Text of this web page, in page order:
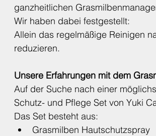
ganzheitlichen
Wir haben dabei festgestellt:
Allein das regelmäßige Reinigen
reduzieren.
Unsere Erfahrungen mit dem
Auf der Suche nach einer
Schutz- und Pflege Set von Yuki
Das Set besteht aus:
Grasmilben Hautschutzspray